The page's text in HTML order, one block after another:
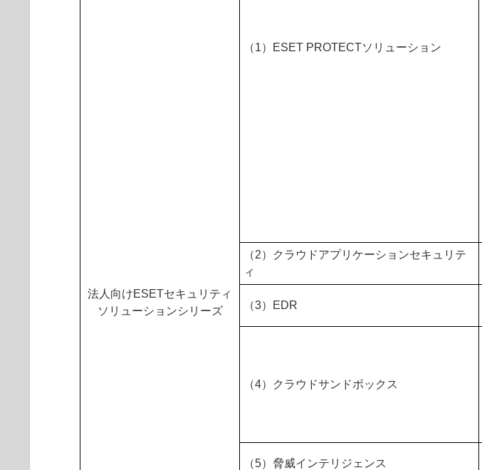
法人向けESETセキュリティ
ソリューションシリーズ
（1）ESET PROTECTソリューション
（2）クラウドアプリケーションセキュリテ
ィ
（3）EDR
（4）クラウドサンドボックス
（5）脅威インテリジェンス